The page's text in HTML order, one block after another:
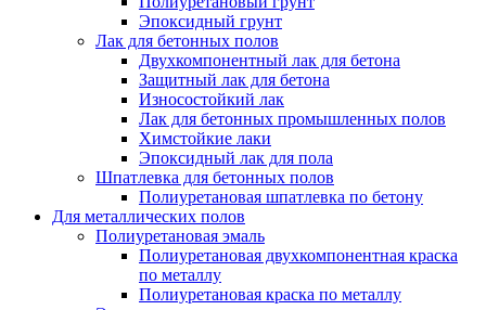
Эпоксидный грунт
Лак для бетонных полов
Двухкомпонентный лак для бетона
Защитный лак для бетона
Износостойкий лак
Лак для бетонных промышленных полов
Химстойкие лаки
Эпоксидный лак для пола
Шпатлевка для бетонных полов
Полиуретановая шпатлевка по бетону
Для металлических полов
Полиуретановая эмаль
Полиуретановая двухкомпонентная краска
по металлу
Полиуретановая краска по металлу